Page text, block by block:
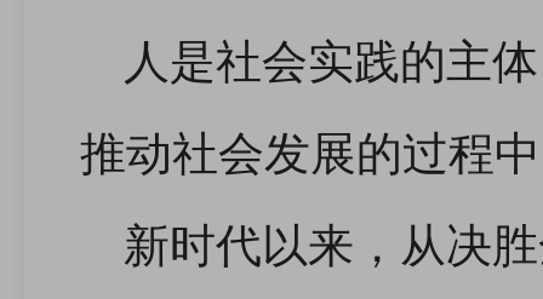
人是社会实践的主
推动社会发展的过程
新时代以来，从决